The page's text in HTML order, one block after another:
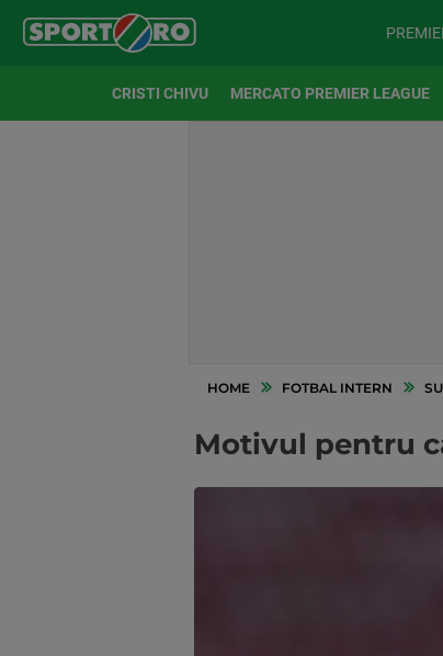
CRISTI CHIVU MERCATO PREMIER LEAGUE
HOME FOTBAL INTERN
Motivul pentru